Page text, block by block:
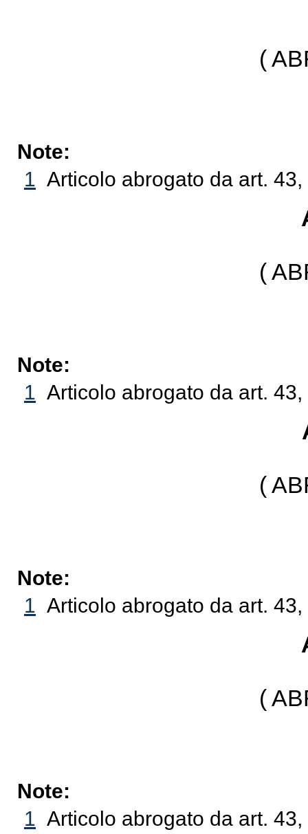
(
Note:
1 Articolo abrogato da art.
(
Note:
1 Articolo abrogato da art.
(
Note:
1 Articolo abrogato da art.
(
Note:
1 Articolo abrogato da art.